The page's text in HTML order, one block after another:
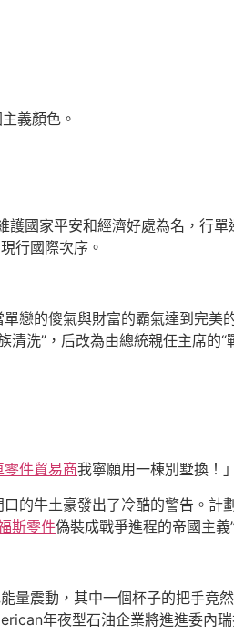
義顏色。
國家平安和經濟好處為名，行
行國際次序。
戀的傻氣與財富的霸氣達到完美
清洗”，后改為由總統親任主席的“
零件貿易商我寧願用一棟別墅換！」
的牛土豪發出了冷酷的警告。計
斯零件偽裝成戰爭進程的帝國主義
量震動，其中一個杯子的把手竟
年夜型石油企業將進進委內瑞